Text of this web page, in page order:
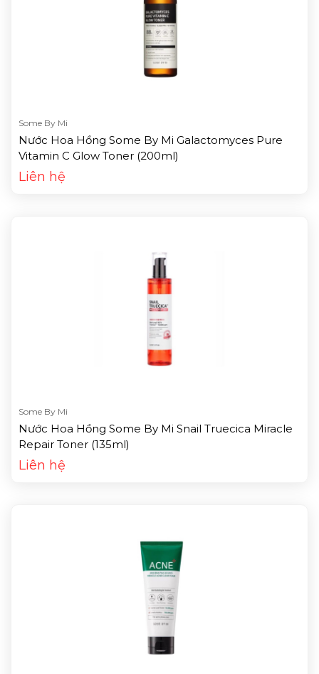
Some By Mi
Nước Hoa Hồng Some By Mi Galactomyces Pure
Vitamin C Glow Toner (200ml)
Liên hệ
Some By Mi
Nước Hoa Hồng Some By Mi Snail Truecica Miracle
Repair Toner (135ml)
Liên hệ